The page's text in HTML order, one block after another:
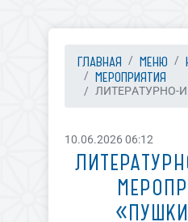
ГЛАВНАЯ МЕНЮ
МЕРОПРИЯТИЯ
ЛИТЕРАТУРНО-
10.06.2026 06:12